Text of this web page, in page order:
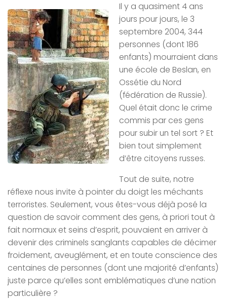
Il y a quasiment 4 ans
jours pour jours, le 3
septembre 2004, 344
personnes (dont 186
enfants) mourraient dans
une école de Beslan, en
Ossétie du Nord
(fédération de Russie).
Quel était donc le crime
commis par ces gens
pour subir un tel sort ? Et
bien tout simplement
d’être citoyens russes.
Tout de suite, notre
réflexe nous invite à pointer du doigt les méchants
terroristes. Seulement, vous êtes-vous déjà posé la
question de savoir comment des gens, à priori tout à
fait normaux et seins d’esprit, pouvaient en arriver à
devenir des criminels sanglants capables de décimer
froidement, aveuglément, et en toute conscience des
centaines de personnes (dont une majorité d’enfants)
juste parce qu’elles sont emblématiques d’une nation
particulière ?